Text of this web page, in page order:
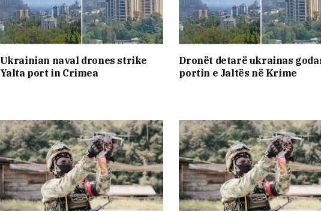
Ukrainian naval drones strike
Yalta port in Crimea
Dronët detarë ukrainas
portin e Jaltës në Krime